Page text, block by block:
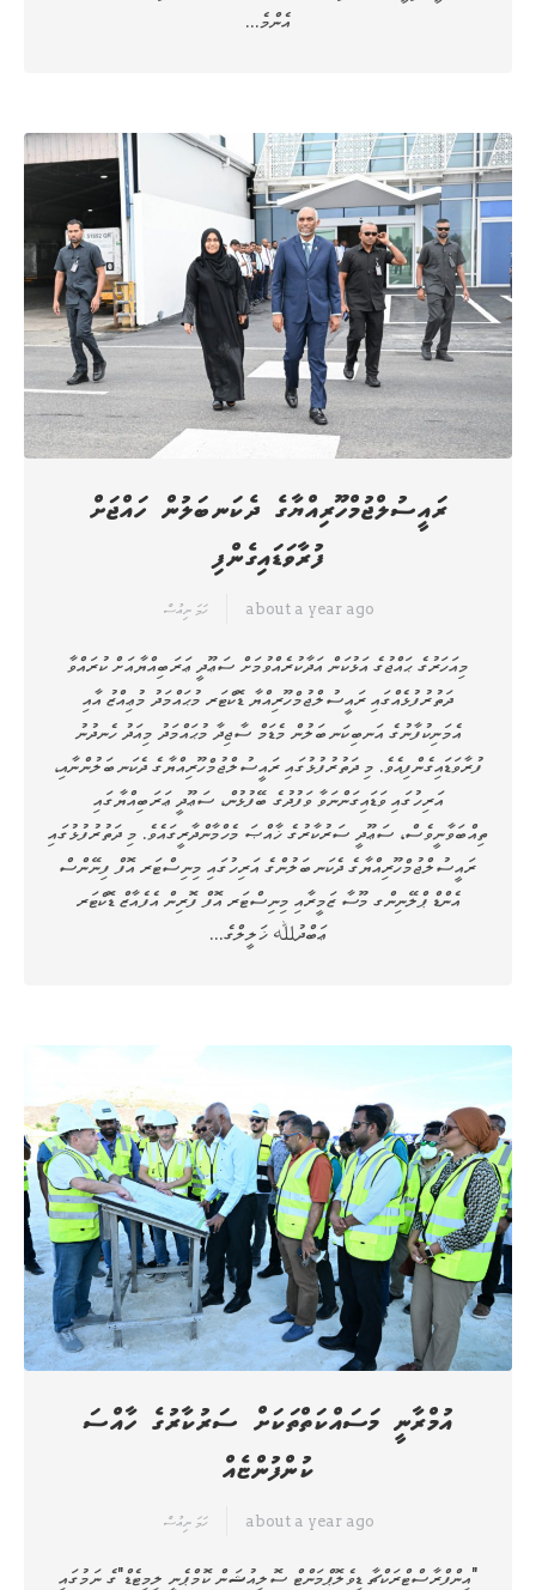
އެންމެ…
ރައީސުލްޖުމްހޫރިއްޔާގެ ދެކަނބަލުން ހައްޖަށް
ފުރާވަޑައިގެންފި
ހަމަ ނިއުސް about a year ago
މިއަހަރުގެ ޙައްޖުގެ އަޅުކަން އަދާކުރެއްވުމަށް ސަޢޫދީ ޢަރަބިއްޔާއަށް ކުރައްވާ
ދަތުރުފުޅެއްގައި ރައީސުލްޖުމްހޫރިއްޔާ ޑޮކްޓަރ މުޙައްމަދު މުޢިއްޒު އާއި
އެމަނިކުފާނުގެ އަނބިކަނބަލުން މެޑަމް ސާޖިދާ މުޙައްމަދު މިއަދު ހެނދުނު
ފުރާވަޑައިގެންފިއެވެ. މި ދަތުރުފުޅުގައި ރައީސުލްޖުމްހޫރިއްޔާގެ ދެކަނބަލުންނާއި،
އަރިހުގައި ވަޑައިގަންނަވާ ވަފުދުގެ ބޭފުޅުން، ސަޢޫދީ ޢަރަބިއްޔާގައި
ތިއްބަވާނީވެސް، ސަޢޫދީ ސަރުކާރުގެ ޚާއްޞަ މެހްމާންދާރީގައެވެ. މި ދަތުރުފުޅުގައި
ރައީސުލްޖުމްހޫރިއްޔާގެ ދެކަނބަލުންގެ އަރިހުގައި މިނިސްޓަރ އޮފް ފިނޭންސް
އެންޑް ޕްލޭނިންގ މޫސާ ޒަމީރާއި މިނިސްޓަރ އޮފް ފޮރިން އެފެއާޒް ޑޮކްޓަރ
ޢަބްދުﷲ ޚަލީލްގެ…
އުމްރާނީ މަސައްކަތްތަކަށް ސަރުކާރުގެ ހާއްސަ
ކުންފުންޏެއް
ހަމަ ނިއުސް about a year ago
"އިންފްރާސްޓްރަކްޗާ ޑިވެލޮޕްމަންޓް ސޮލިއުޝަން ކޮމްޕެނީ ލިމިޓެޑް"ގެ ނަމުގައި